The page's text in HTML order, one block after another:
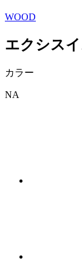
WOOD
エクシス
カラー
NA